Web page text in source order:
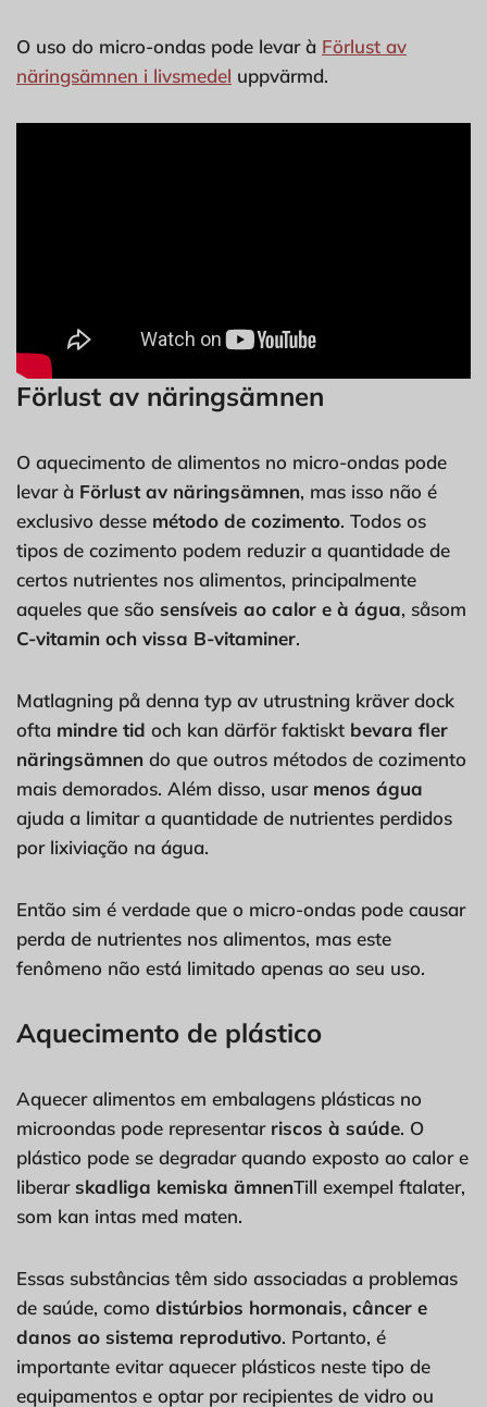
O uso do micro-ondas pode levar à Förlust av
näringsämnen i livsmedel uppvärmd.
Förlust av näringsämnen
O aquecimento de alimentos no micro-ondas pode
levar à Förlust av näringsämnen, mas isso não é
exclusivo desse método de cozimento. Todos os
tipos de cozimento podem reduzir a quantidade de
certos nutrientes nos alimentos, principalmente
aqueles que são sensíveis ao calor e à água, såsom
C-vitamin och vissa B-vitaminer.
Matlagning på denna typ av utrustning kräver dock
ofta mindre tid och kan därför faktiskt bevara fler
näringsämnen do que outros métodos de cozimento
mais demorados. Além disso, usar menos água
ajuda a limitar a quantidade de nutrientes perdidos
por lixiviação na água.
Então sim é verdade que o micro-ondas pode causar
perda de nutrientes nos alimentos, mas este
fenômeno não está limitado apenas ao seu uso.
Aquecimento de plástico
Aquecer alimentos em embalagens plásticas no
microondas pode representar riscos à saúde. O
plástico pode se degradar quando exposto ao calor e
liberar skadliga kemiska ämnenTill exempel ftalater,
som kan intas med maten.
Essas substâncias têm sido associadas a problemas
de saúde, como distúrbios hormonais, câncer e
danos ao sistema reprodutivo. Portanto, é
importante evitar aquecer plásticos neste tipo de
equipamentos e optar por recipientes de vidro ou